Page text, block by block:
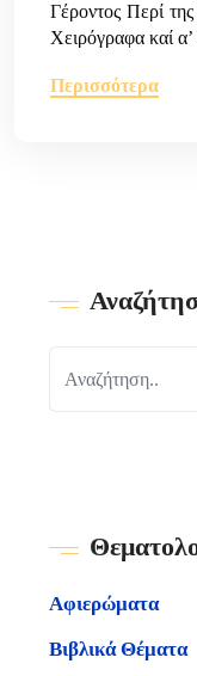
Γέροντος Περί
Χειρόγραφα καί
Περισσότερα
Αφιερώματα
Βιβλικά Θέματα